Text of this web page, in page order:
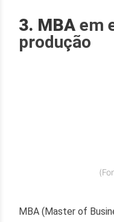
3. MBA em
produção
MBA (Master of